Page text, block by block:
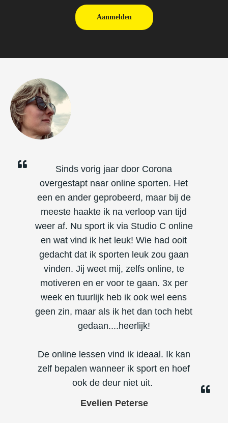
Aanmelden
Sinds vorig jaar door Corona
overgestapt naar online sporten. Het
een en ander geprobeerd, maar bij de
meeste haakte ik na verloop van tijd
weer af. Nu sport ik via Studio C online
en wat vind ik het leuk! Wie had ooit
gedacht dat ik sporten leuk zou gaan
vinden. Jij weet mij, zelfs online, te
motiveren en er voor te gaan. 3x per
week en tuurlijk heb ik ook wel eens
geen zin, maar als ik het dan toch hebt
gedaan....heerlijk!
De online lessen vind ik ideaal. Ik kan
zelf bepalen wanneer ik sport en hoef
ook de deur niet uit.
Evelien Peterse